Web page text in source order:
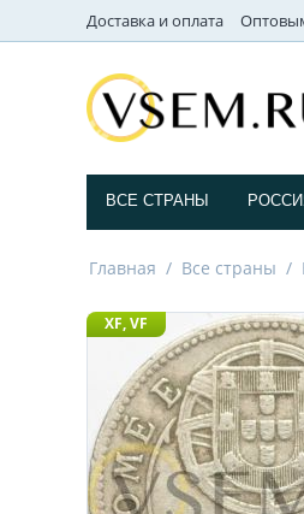
Доставка и оплата
ВСЕ СТРАНЫ
Главная / Все страны /
XF, VF